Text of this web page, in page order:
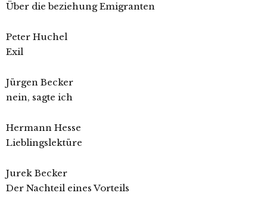
Über die beziehung Emigranten
Peter Huchel
Exil
Jürgen Becker
nein, sagte ich
Hermann Hesse
Lieblingslektüre
Jurek Becker
Der Nachteil eines Vorteils